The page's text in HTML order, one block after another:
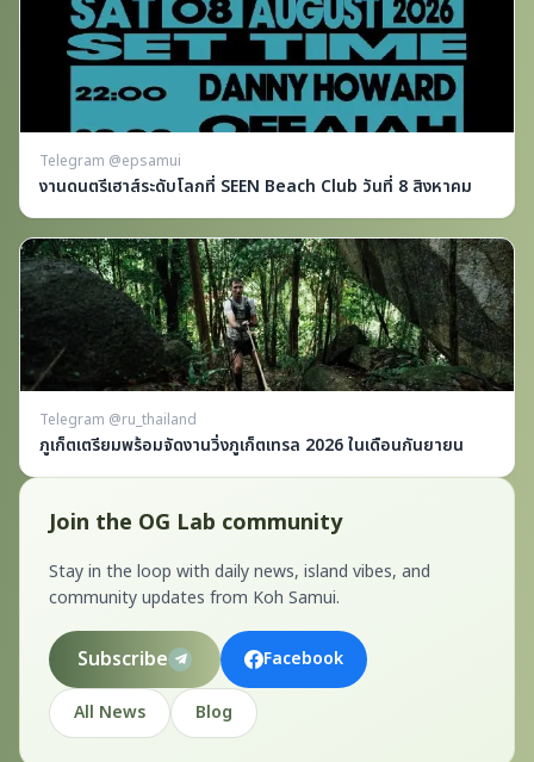
Telegram @epsamui
งานดนตรีเฮาส์ระดับโลกที่ SEEN Beach Club วันที่ 8 สิงหาคม
Telegram @ru_thailand
ภูเก็ตเตรียมพร้อมจัดงานวิ่งภูเก็ตเทรล 2026 ในเดือนกันยายน
Join the OG Lab community
Stay in the loop with daily news, island vibes, and
community updates from Koh Samui.
Subscribe Facebook
All News Blog